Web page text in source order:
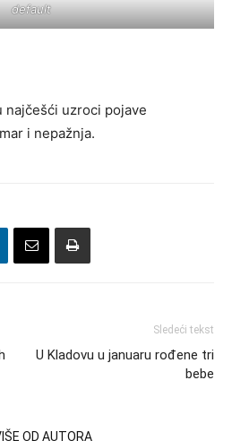
default
najčešći uzroci pojave
i nepažnja.
Sledeći tekst
U Kladovu u januaru rođene tri
bebe
OD AUTORA